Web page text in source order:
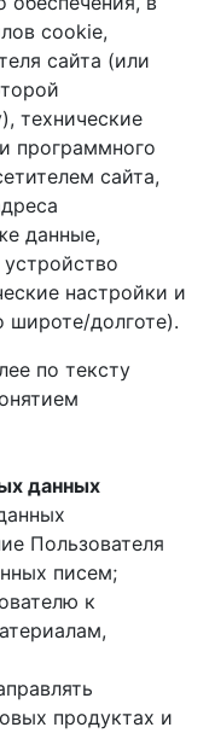
cookie,
сайта (или
технические
программного
сайта,
данные,
настройки и
долготе).
по тексту
данных
Пользователя
писем;
к
продуктах и